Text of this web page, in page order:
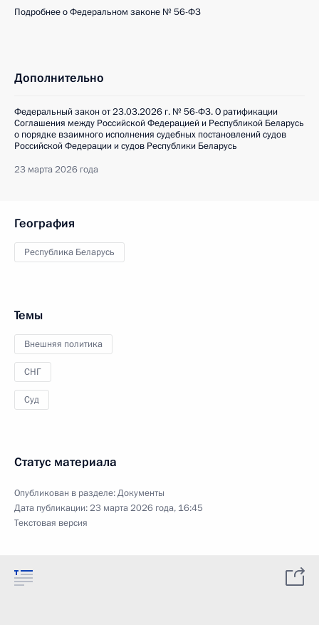
Подробнее о Федеральном законе № 56-ФЗ
Дополнительно
Федеральный закон от 23.03.2026 г. № 56-ФЗ. О ратификации
Соглашения между Российской Федерацией и Республикой Беларусь
о порядке взаимного исполнения судебных постановлений судов
Российской Федерации и судов Республики Беларусь
23 марта 2026 года
География
Республика Беларусь
Темы
Внешняя политика
СНГ
Суд
Статус материала
Опубликован в разделе:Документы
Дата публикации:23 марта 2026 года, 16:45
Текстовая версия